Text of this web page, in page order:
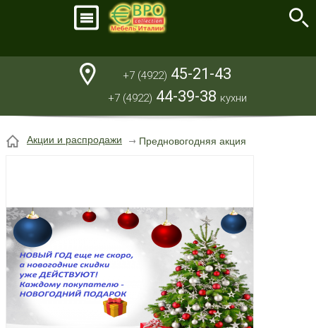
+7 (4922) 45-21-43
+7 (4922) 44-39-38 кухни
Акции и распродажи Предновогодняя акция